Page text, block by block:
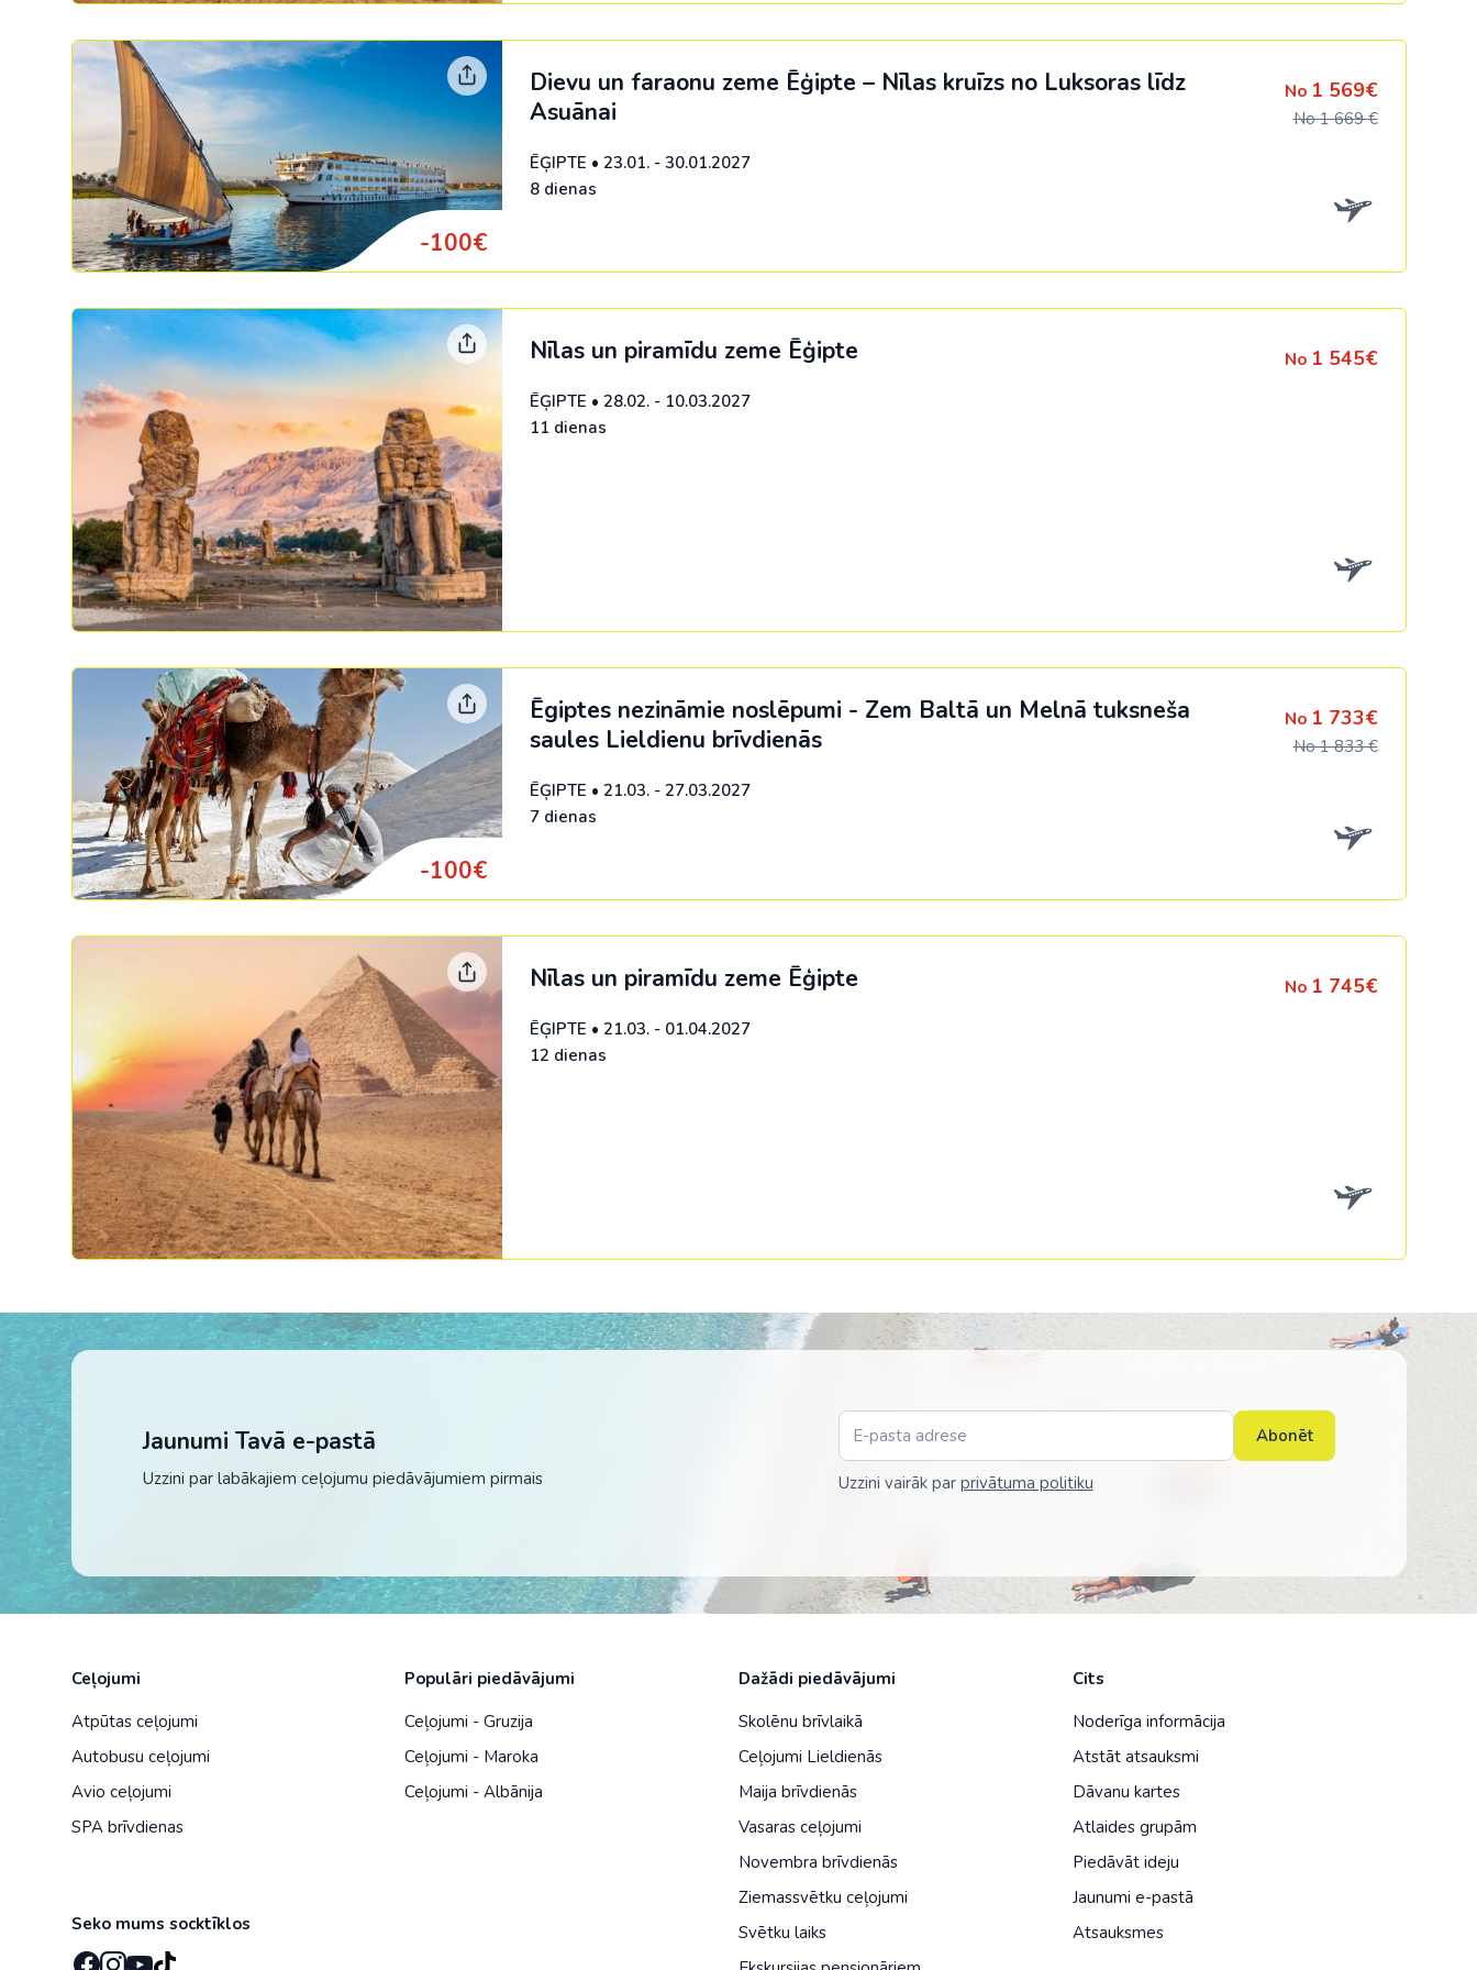
Tadžikistāna
-100€
Dievu un faraonu zeme Ēģipte – Nīlas kruīzs no Luksoras līdz
Asuānai
ĒĢIPTE • 23.01. - 30.01.2027
8 dienas
No 1 569€
No 1 669 €
Nīlas un piramīdu zeme Ēģipte
ĒĢIPTE • 28.02. - 10.03.2027
11 dienas
No 1 545€
-100€
Ēgiptes nezināmie noslēpumi - Zem Baltā un Melnā tuksneša
saules Lieldienu brīvdienās
ĒĢIPTE • 21.03. - 27.03.2027
7 dienas
No 1 733€
No 1 833 €
Nīlas un piramīdu zeme Ēģipte
ĒĢIPTE • 21.03. - 01.04.2027
12 dienas
No 1 745€
Jaunumi Tavā e-pastā
Uzzini par labākajiem ceļojumu piedāvājumiem pirmais Uzzini vairāk par privātuma politiku
Abonēt
Ceļojumi
Atpūtas ceļojumi
Autobusu ceļojumi
Avio ceļojumi
SPA brīvdienas
Seko mums socktīklos
Populāri piedāvājumi
Ceļojumi - Gruzija
Ceļojumi - Maroka
Ceļojumi - Albānija
Dažādi piedāvājumi
Skolēnu brīvlaikā
Ceļojumi Lieldienās
Maija brīvdienās
Vasaras ceļojumi
Novembra brīvdienās
Ziemassvētku ceļojumi
Svētku laiks
Cits
Noderīga informācija
Atstāt atsauksmi
Dāvanu kartes
Atlaides grupām
Piedāvāt ideju
Jaunumi e-pastā
Atsauksmes